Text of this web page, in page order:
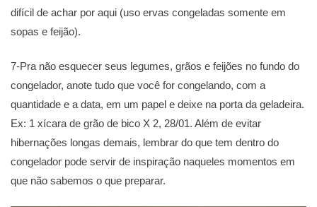
difícil de achar por aqui (uso ervas congeladas somente em
sopas e feijão).
7-Pra não esquecer seus legumes, grãos e feijões no fundo do
congelador, anote tudo que você for congelando, com a
quantidade e a data, em um papel e deixe na porta da geladeira.
Ex: 1 xícara de grão de bico X 2, 28/01. Além de evitar
hibernações longas demais, lembrar do que tem dentro do
congelador pode servir de inspiração naqueles momentos em
que não sabemos o que preparar.